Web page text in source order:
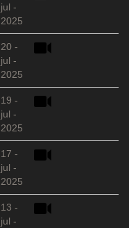
jul -
2025
20 -
jul -
2025
19 -
jul -
2025
17 -
jul -
2025
13 -
jul -